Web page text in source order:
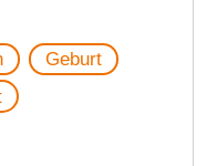
Geburt